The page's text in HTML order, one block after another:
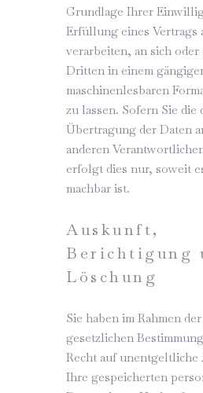
Grundlage Ihrer
Erfüllung eines Vertrags
verarbeiten, an sich oder
Dritten in einem
maschinenlesbaren
zu lassen. Sofern Sie die
Übertragung der Daten
anderen
erfolgt dies nur, soweit
machbar ist.
Auskunft,
Berichtigung
Löschung
Sie haben im Rahmen
gesetzlichen
Recht auf
Ihre gespeicherten